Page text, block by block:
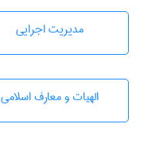
مديريت اجرايی
الهیات و معارف اسلامی